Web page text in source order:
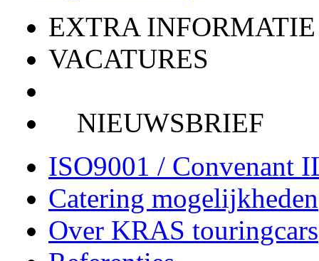
EXTRA INFORMATIE
VACATURES
NIEUWSBRIEF
ISO9001 / Convenant
Catering mogelijkheden
Over KRAS touringcars